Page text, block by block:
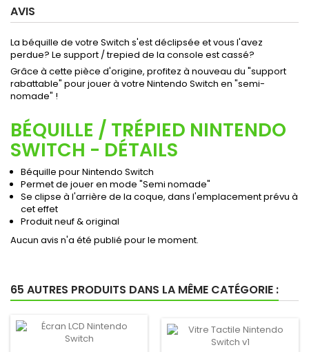
AVIS
La béquille de votre Switch s'est déclipsée et vous l'avez
perdue? Le support / trepied de la console est cassé?
Grâce à cette pièce d'origine, profitez à nouveau du "support
rabattable" pour jouer à votre Nintendo Switch en "semi-
nomade" !
BÉQUILLE / TRÉPIED NINTENDO
SWITCH - DÉTAILS
Béquille pour Nintendo Switch
Permet de jouer en mode "Semi nomade"
Se clipse à l'arrière de la coque, dans l'emplacement prévu à
cet effet
Produit neuf & original
Aucun avis n'a été publié pour le moment.
65 AUTRES PRODUITS DANS LA MÊME CATÉGORIE :